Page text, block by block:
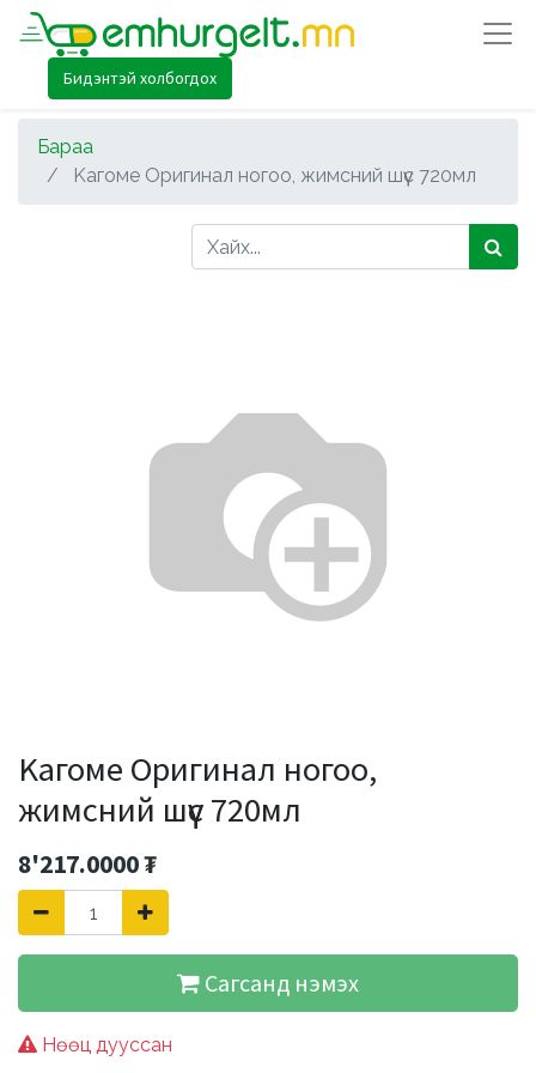
Бидэнтэй холбогдох
Бараа
Kагоме Оригинал ногоо, жимсний шүүс 720мл
Kагоме Оригинал ногоо,
жимсний шүүс 720мл
8'217.0000₮
Сагсанд нэмэх
Нөөц дууссан